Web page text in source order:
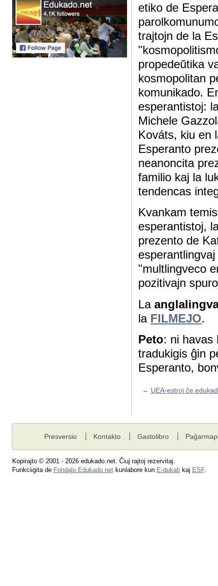
etiko de
trajtojn de la
propedeŭtika
kosmopolitan
komunikado.
esperantistoj:
Michele
Kováts, kiu en
Esperanto
neanoncita
familio kaj la
tendencas
Kvankam
esperantistoj,
prezento de
"multlingveco
pozitivajn
La
la FILMEJO.
Peto: ni havas
tradukigis ĝin
Esperanto,
← UEA-estroj ĉe
Presversio Kontakto Gastolibro
Kopirajto © 2001 - 2026 edukado.net. Ĉiuj rajtoj rezervitaj.
Funkciigita de Fondaĵo Edukado.netkunlabore kun E-dukati kaj ESF.